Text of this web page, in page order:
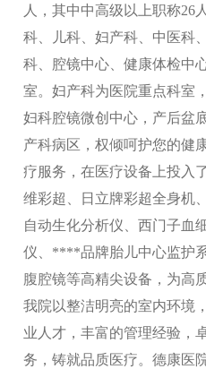
人，其中中高级以上职称26
科、儿科、妇产科、中医科
科、腔镜中心、健康体检中
室。妇产科为医院重点科室
妇科腔镜微创中心，产后盆
产科病区，权倾呵护您的健
疗服务，在医疗设备上投入
维彩超、日立牌彩超全身机
自动生化分析仪、西门子血
仪、****品牌胎儿中心监护
腹腔镜等高精尖设备，为高
我院以整洁明亮的室内环境
业人才，丰富的管理经验，
务，铸就品质医疗。德康医